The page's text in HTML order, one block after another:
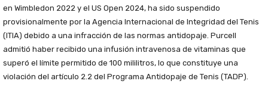
en Wimbledon 2022 y el US Open 2024, ha sido suspendido
provisionalmente por la Agencia Internacional de Integridad del Tenis
(ITIA) debido a una infracción de las normas antidopaje. Purcell
admitió haber recibido una infusión intravenosa de vitaminas que
superó el límite permitido de 100 mililitros, lo que constituye una
violación del artículo 2.2 del Programa Antidopaje de Tenis (TADP).